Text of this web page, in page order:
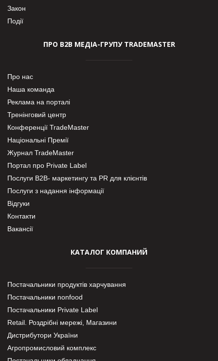
Закон
Події
ПРО В2В МЕДІА-ГРУПУ TRADEMASTER
Про нас
Наша команда
Реклама на порталі
Тренінговий центр
Конференції TradeMaster
Національні Премії
Журнал TradeMaster
Портал про Private Label
Послуги В2В- маркетингу та PR для клієнтів
Послуги з надання інформації
Відгуки
Контакти
Вакансії
КАТАЛОГ КОМПАНИЙ
Постачальники продуктів харчування
Постачальники nonfood
Постачальники Private Label
Retail. Роздрібні мережі, Магазини
Дистрибутори України
Агропромисловий комплекс